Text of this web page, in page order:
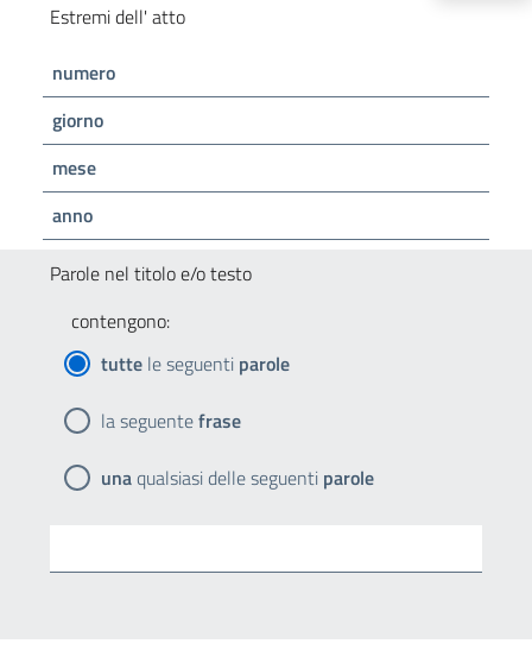
Estremi dell' atto
numero
giorno
mese
anno
Parole nel titolo e/o testo
contengono:
tutte le seguenti parole
la seguentefrase
unaqualsiasi delle seguenti parole